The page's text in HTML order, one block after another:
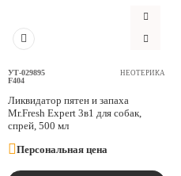
УТ-029895
F404
НЕОТЕРИКА
Ликвидатoр пятен и запаха
Mr.Fresh Expert 3в1 для собак,
спрей, 500 мл
Персональная цена